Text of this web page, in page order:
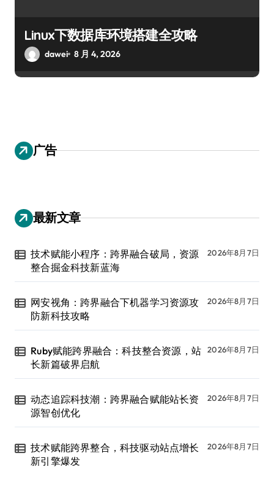
Linux下数据库环境搭建全攻略
dawei 8 月 4, 2026
广告
最新文章
技术赋能小程序：跨界融合破局，资源
整合掘金科技新蓝海
2026年8月7日
网安视角：跨界融合下机器学习资源攻
防新科技攻略
2026年8月7日
Ruby赋能跨界融合：科技整合资源，站
长新篇破界启航
2026年8月7日
动态追踪科技潮：跨界融合赋能站长资
源智创优化
2026年8月7日
技术赋能跨界整合，科技驱动站点增长
新引擎爆发
2026年8月7日